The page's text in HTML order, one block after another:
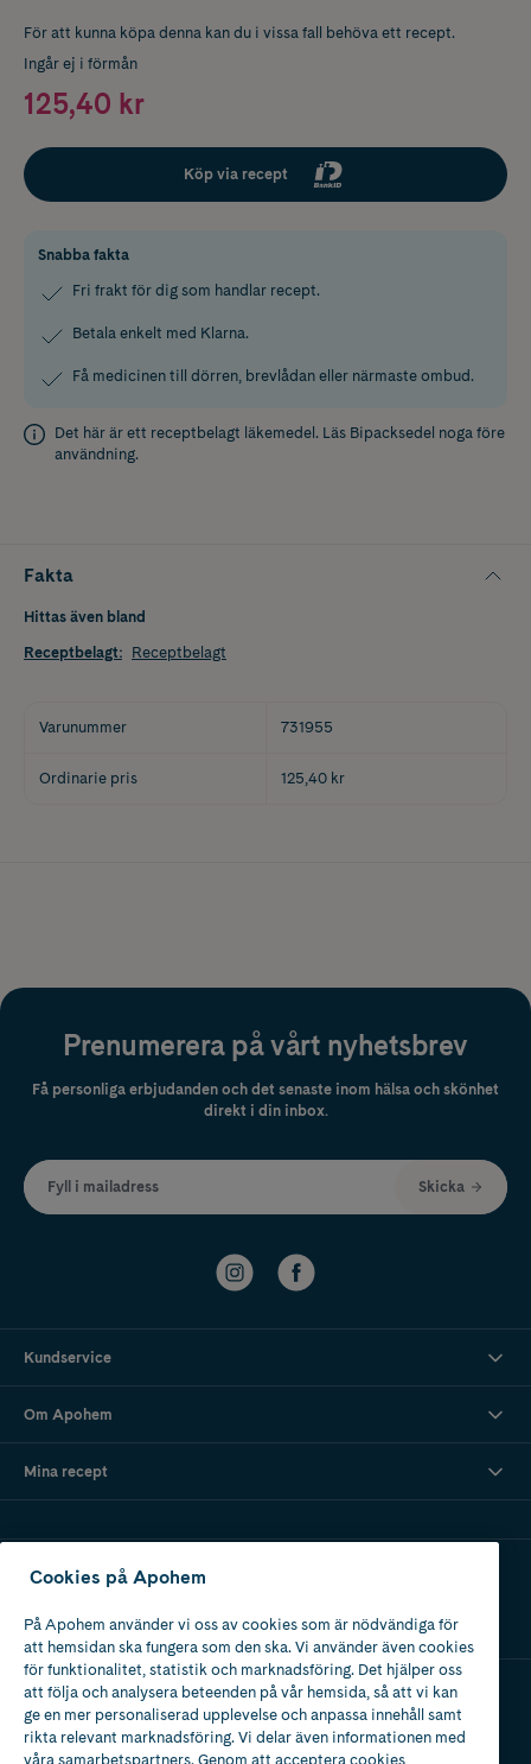
För att kunna köpa denna kan du i vissa fall behöva ett recept.
Ingår ej i förmån
125,40 kr
Köp via recept
Snabba fakta
Fri frakt för dig som handlar recept.
Betala enkelt med Klarna.
Få medicinen till dörren, brevlådan eller närmaste ombud.
Det här är ett receptbelagt läkemedel. Läs Bipacksedel noga före
användning.
Fakta
Hittas även bland
Receptbelagt: Receptbelagt
Varunummer 731955
Ordinarie pris 125,40 kr
Prenumerera på vårt nyhetsbrev
Få personliga erbjudanden och det senaste inom hälsa och skönhet
direkt i din inbox.
Fyll i mailadress Skicka
Kundservice
Om Apohem
Mina recept
Ladda ner vår app
Apotek med tillstånd
av Läkemedelsverket
Cookies på Apohem
På Apohem använder vi oss av cookies som är nödvändiga för
att hemsidan ska fungera som den ska. Vi använder även cookies
för funktionalitet, statistik och marknadsföring. Det hjälper oss
att följa och analysera beteenden på vår hemsida, så att vi kan
ge en mer personaliserad upplevelse och anpassa innehåll samt
rikta relevant marknadsföring. Vi delar även informationen med
våra samarbetspartners. Genom att acceptera cookies